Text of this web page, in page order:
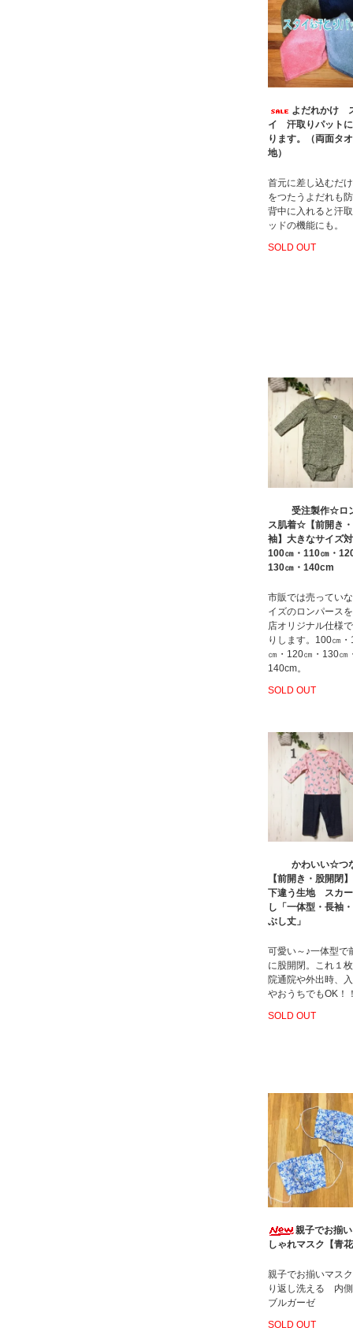
よだれかけ
イ 汗取りパット
ります。（両面タ
地）
首元に差し込むだ
をつたうよだれも
背中に入れると汗
ッドの機能にも。
SOLD OUT
受注製作☆ロ
ス肌着☆【前開き
袖】大きなサイズ
100㎝・110㎝・
130㎝・140cm
市販では売ってい
イズのロンパース
店オリジナル仕様
りします。100㎝
㎝・120㎝・130㎝
140cm。
SOLD OUT
かわいい☆つ
【前開き・股開閉
下違う生地 スカ
し「一体型・長袖
ぶし丈」
可愛い～♪一体型で
に股開閉。これ１
院通院や外出時、
やおうちでもOK！
SOLD OUT
親子でお揃
しゃれマスク【青
親子でお揃いマス
り返し洗える 内
ブルガーゼ
SOLD OUT